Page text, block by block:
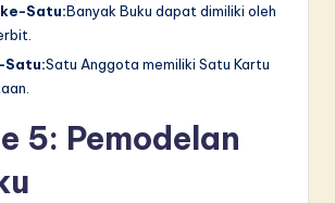
Satu:Banyak Buku dapat dimiliki oleh
Satu:Satu Anggota memiliki Satu Kartu
5: Pemodelan